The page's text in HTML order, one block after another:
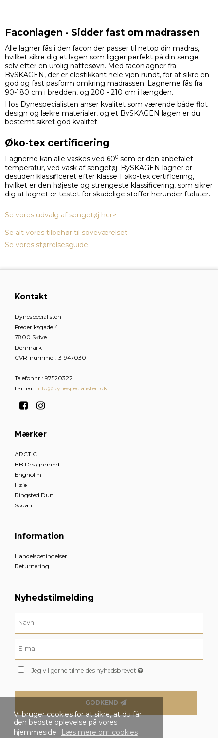
Vi bruger cookies for at sikre, at du får
den bedste oplevelse på vores
hjemmeside. Læs mere om cookies
Faconlagen - Sidder fast om madrassen
Alle lagner fås i den facon der passer til netop din madras,
hvilket sikre dig et lagen som ligger perfekt på din senge
selv efter en urolig nattesøvn. Med faconlagner fra
BySKAGEN, der er elestikkant hele vjen rundt, for at sikre en
god og fast pasform omkring madrassen. Lagnerne fås fra
90-180 cm i bredden, og 200 - 210 cm i længden.
Hos Dynespecialisten anser kvalitet som værende både flot
design og lækre materialer, og et BySKAGEN lagen er du
bestemt sikret god kvalitet.
Øko-tex certificering
Lagnerne kan alle vaskes ved 600 som er den anbefalet
temperatur, ved vask af sengetøj. BySKAGEN lagner er
desuden klassificeret efter klasse 1 øko-tex certificering,
hvilket er den højeste og strengeste klassificering, som sikrer
dig at lagnet er testet for skadelige stoffer herunder ftalater.
Se vores udvalg af sengetøj her>
Se alt vores tilbehør til soveværelset
Se vores størrelsesguide
Kontakt
Dynespecialisten
Frederiksgade 4
7800 Skive
Denmark
CVR-nummer: 31947030
Telefonnr. : 97520322
E-mail: info@dynespecialisten.dk
Mærker
ARCTIC
BB Designmind
Engholm
Høie
Ringsted Dun
Södahl
Information
Handelsbetingelser
Returnering
Nyhedstilmelding
Jeg vil gerne tilmeldes nyhedsbrevet
GODKEND